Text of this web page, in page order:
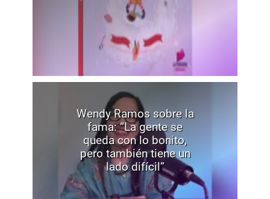
Wendy Ramos sobre la
fama: “La gente se
queda con lo bonito,
pero también tiene un
lado difícil”